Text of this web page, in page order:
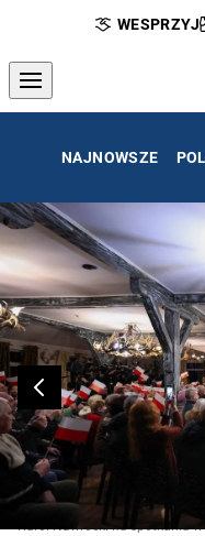
WESPRZYJ
NAJNOWSZE
Karol Nawrocki na spotkaniu w